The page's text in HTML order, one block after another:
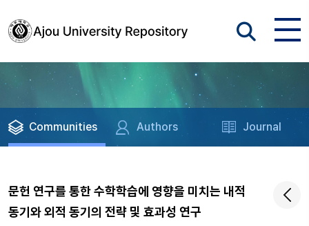
Communities Authors Journal
문헌 연구를 통한 수학학습에 영향을 미치는 내적
동기와 외적 동기의 전략 및 효과성 연구